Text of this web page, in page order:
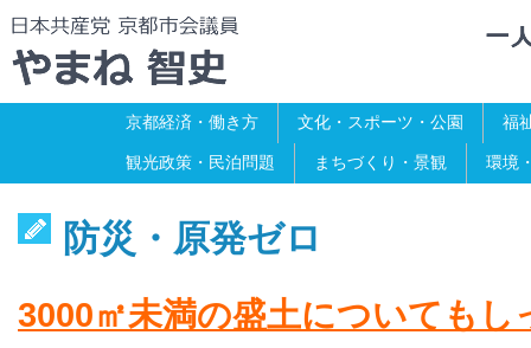
京都経済・働き方 文化・スポーツ・公園 福
観光政策・民泊問題 まちづくり・景観 環境
防災・原発ゼロ
3000㎡未満の盛土についてもし